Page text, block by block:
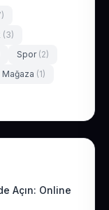
(3)
Spor (2)
Mağaza (1)
Açın: Online